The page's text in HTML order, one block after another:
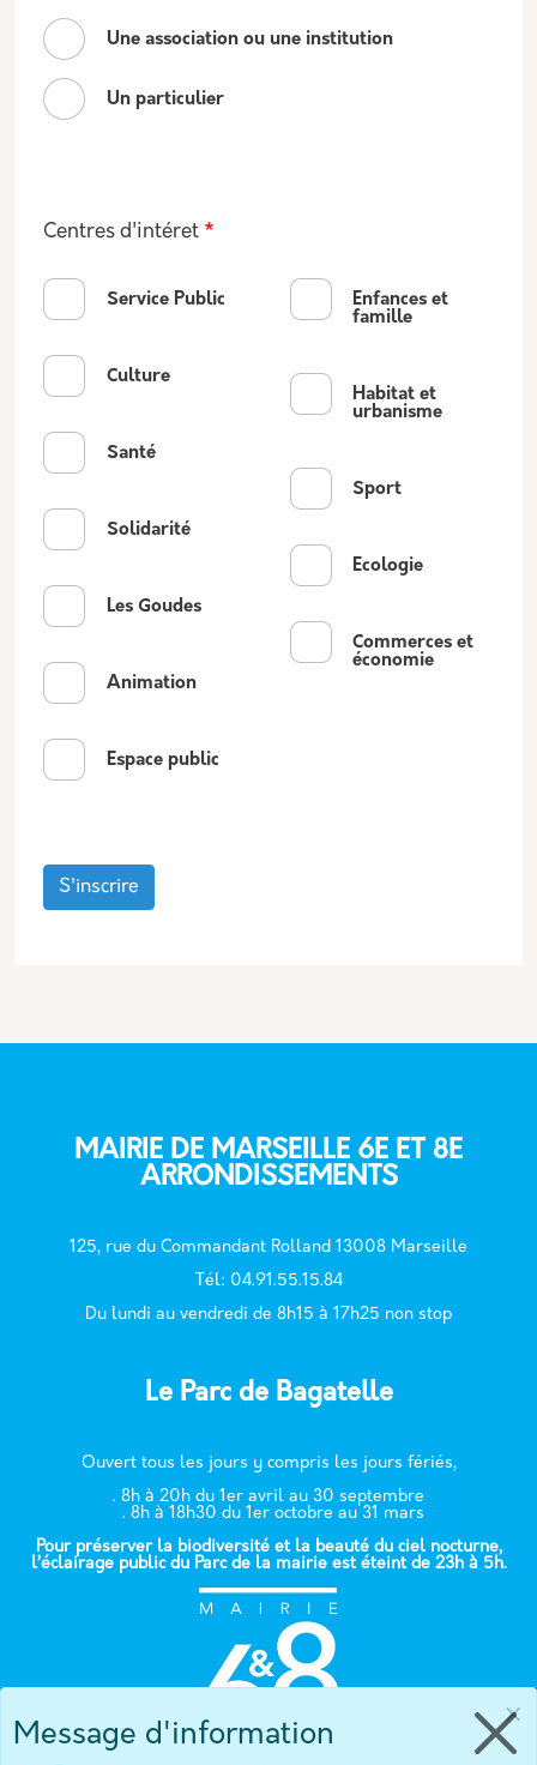
Une association ou une institution
Un particulier
Centres d'intéret
Service Public
Culture
Santé
Solidarité
Les Goudes
Animation
Espace public
Enfances et
famille
Habitat et
urbanisme
Sport
Ecologie
Commerces et
économie
Message d'information
×
S'inscrire
MAIRIE DE MARSEILLE 6E ET 8E
ARRONDISSEMENTS
125, rue du Commandant Rolland 13008 Marseille
él: 04.91.55.15.84
Du lundi au vendredi de 8h15 à 17h25 non stop
Le Parc de Bagatelle
Ouvert tous les jours y compris les jours fériés,
. 8h à 20h du 1er avril au 30 septembre
. 8h à 18h30 du 1er octobre au 31 mars
Pour préserver la biodiversité et la beauté du ciel nocturne,
l’éclairage public du Parc de la mairie est éteint de 23h à 5h.